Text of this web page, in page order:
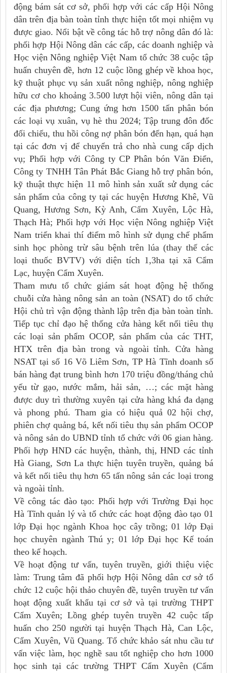
động bám sát cơ sở, phối hợp với các cấp Hội Nông
dân trên địa bàn toàn tỉnh thực hiện tốt mọi nhiệm vụ
được giao. Nổi bật về công tác hỗ trợ nông dân đó là:
phối hợp Hội Nông dân các cấp, các doanh nghiệp và
Học viện Nông nghiệp Việt Nam tổ chức 38 cuộc tập
huấn chuyên đề, hơn 12 cuộc lồng ghép về khoa học,
kỹ thuật phục vụ sản xuất nông nghiệp, nông nghiệp
hữu cơ cho khoảng 3.500 lượt hội viên, nông dân tại
các địa phương; Cung ứng hơn 1500 tấn phân bón
các loại vụ xuân, vụ hè thu 2024; Tập trung đôn đốc
đối chiếu, thu hồi công nợ phân bón đến hạn, quá hạn
tại các đơn vị để chuyển trả cho nhà cung cấp dịch
vụ; Phối hợp với Công ty CP Phân bón Văn Điển,
Công ty TNHH Tân Phát Bắc Giang hỗ trợ phân bón,
kỹ thuật thực hiện 11 mô hình sản xuất sử dụng các
sản phẩm của công ty tại các huyện Hương Khê, Vũ
Quang, Hương Sơn, Kỳ Anh, Cẩm Xuyên, Lộc Hà,
Thạch Hà; Phối hợp với Học viện Nông nghiệp Việt
Nam triển khai thí điểm mô hình sử dụng chế phẩm
sinh học phòng trừ sâu bệnh trên lúa (thay thế các
loại thuốc BVTV) với diện tích 1,3ha tại xã Cẩm
Lạc, huyện Cẩm Xuyên.
Tham mưu tổ chức giám sát hoạt động hệ thống
chuỗi cửa hàng nông sản an toàn (NSAT) do tổ chức
Hội chủ trì vận động thành lập trên địa bàn toàn tỉnh.
Tiếp tục chỉ đạo hệ thống cửa hàng kết nối tiêu thụ
các loại sản phẩm OCOP, sản phẩm của các THT,
HTX trên địa bàn trong và ngoài tỉnh. Cửa hàng
NSAT tại số 16 Võ Liêm Sơn, TP Hà Tĩnh doanh số
bán hàng đạt trung bình hơn 170 triệu đồng/tháng chủ
yếu từ gạo, nước mắm, hải sản, …; các mặt hàng
được duy trì thường xuyên tại cửa hàng khá đa dạng
và phong phú. Tham gia có hiệu quả 02 hội chợ,
phiên chợ quảng bá, kết nối tiêu thụ sản phẩm OCOP
và nông sản do UBND tỉnh tổ chức với 06 gian hàng.
Phối hợp HND các huyện, thành, thị, HND các tỉnh
Hà Giang, Sơn La thực hiện tuyên truyền, quảng bá
và kết nối tiêu thụ hơn 65 tấn nông sản các loại trong
và ngoài tỉnh.
Về công tác đào tạo: Phối hợp với Trường Đại học
Hà Tĩnh quản lý và tổ chức các hoạt động đào tạo 01
lớp Đại học ngành Khoa học cây trồng; 01 lớp Đại
học chuyên ngành Thú y; 01 lớp Đại học Kế toán
theo kế hoạch.
Về hoạt động tư vấn, tuyên truyền, giới thiệu việc
làm: Trung tâm đã phối hợp Hội Nông dân cơ sở tổ
chức 12 cuộc hội thảo chuyên đề, tuyên truyền tư vấn
hoạt động xuất khẩu tại cơ sở và tại trường THPT
Cẩm Xuyên; Lồng ghép tuyên truyền 42 cuộc tấp
huấn cho 250 người tại huyện Thạch Hà, Can Lộc,
Cẩm Xuyên, Vũ Quang. Tổ chức khảo sát nhu cầu tư
vấn việc làm, học nghề sau tốt nghiệp cho hơn 1000
học sinh tại các trường THPT Cẩm Xuyên (Cẩm